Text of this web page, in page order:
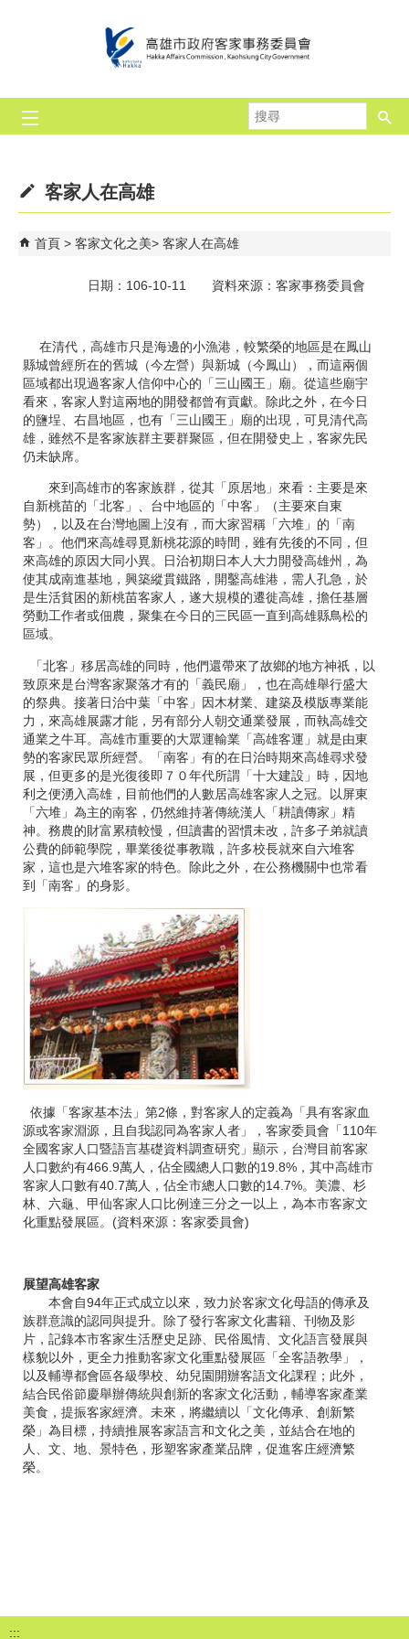
尋
客家人在高雄
首頁 客家文化之美 客家人在高雄
日期：106-10-11 資料來源：客家事務委員會
在清代，高雄市只是海邊的小漁港，較繁榮的地區是在鳳山
縣城曾經所在的舊城（今左營）與新城（今鳳山），而這兩個
區域都出現過客家人信仰中心的「三山國王」廟。從這些廟宇
看來，客家人對這兩地的開發都曾有貢獻。除此之外，在今日
的鹽埕、右昌地區，也有「三山國王」廟的出現，可見清代高
雄，雖然不是客家族群主要群聚區，但在開發史上，客家先民
仍未缺席。
來到高雄市的客家族群，從其「原居地」來看：主要是來
自新桃苗的「北客」、台中地區的「中客」（主要來自東
勢），以及在台灣地圖上沒有，而大家習稱「六堆」的「南
客」。他們來高雄尋覓新桃花源的時間，雖有先後的不同，但
來高雄的原因大同小異。日治初期日本人大力開發高雄州，為
使其成南進基地，興築縱貫鐵路，開鑿高雄港，需人孔急，於
是生活貧困的新桃苗客家人，遂大規模的遷徙高雄，擔任基層
勞動工作者或佃農，聚集在今日的三民區一直到高雄縣鳥松的
區域。
「北客」移居高雄的同時，他們還帶來了故鄉的地方神祇，以
致原來是台灣客家聚落才有的「義民廟」，也在高雄舉行盛大
的祭典。接著日治中葉「中客」因木材業、建築及模版專業能
力，來高雄展露才能，另有部分人朝交通業發展，而執高雄交
通業之牛耳。高雄市重要的大眾運輸業「高雄客運」就是由東
勢的客家民眾所經營。「南客」有的在日治時期來高雄尋求發
展，但更多的是光復後即７０年代所謂「十大建設」時，因地
利之便湧入高雄，目前他們的人數居高雄客家人之冠。以屏東
「六堆」為主的南客，仍然維持著傳統漢人「耕讀傳家」精
神。務農的財富累積較慢，但讀書的習慣未改，許多子弟就讀
公費的師範學院，畢業後從事教職，許多校長就來自六堆客
家，這也是六堆客家的特色。除此之外，在公務機關中也常看
到「南客」的身影。
依據「客家基本法」第2條，對客家人的定義為「具有客家血
源或客家淵源，且自我認同為客家人者」，客家委員會「110年
全國客家人口暨語言基礎資料調查研究」顯示，台灣目前客家
人口數約有466.9萬人，佔全國總人口數的19.8%，其中高雄市
客家人口數有40.7萬人，佔全市總人口數的14.7%。美濃、杉
林、六龜、甲仙客家人口比例達三分之一以上，為本市客家文
化重點發展區。(資料來源：客家委員會)
展望高雄客家
本會自94年正式成立以來，致力於客家文化母語的傳承及
族群意識的認同與提升。除了發行客家文化書籍、刊物及影
片，記錄本市客家生活歷史足跡、民俗風情、文化語言發展與
樣貌以外，更全力推動客家文化重點發展區「全客語教學」，
以及輔導都會區各級學校、幼兒園開辦客語文化課程；此外，
結合民俗節慶舉辦傳統與創新的客家文化活動，輔導客家產業
美食，提振客家經濟。未來，將繼續以「文化傳承、創新繁
榮」為目標，持續推展客家語言和文化之美，並結合在地的
人、文、地、景特色，形塑客家產業品牌，促進客庄經濟繁
榮。
:::